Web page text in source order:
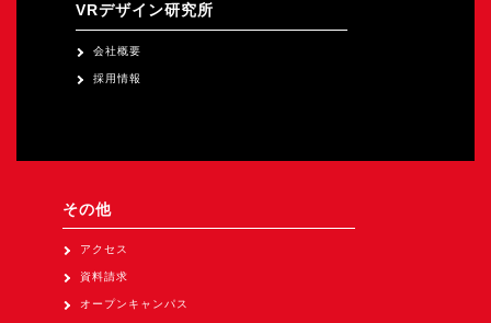
VRデザイン研究所
会社概要
採用情報
その他
アクセス
資料請求
オープンキャンパス